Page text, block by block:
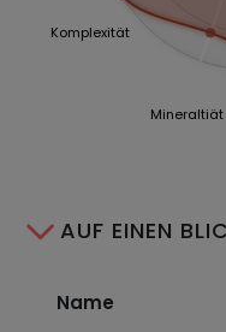
Mineraltiät
Komplexität
AUF EINEN
Name